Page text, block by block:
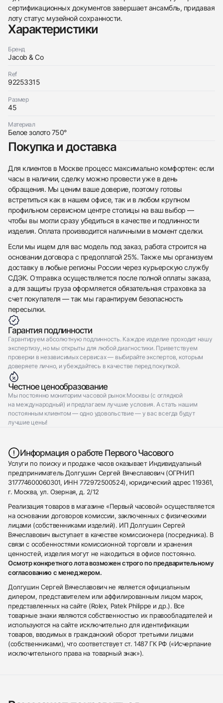
сертификационных документов завершает ансамбль, придавая
лоту статус музейной сохранности.
Характеристики
Бренд
Jacob & Co
Ref
92253315
Размер
45
Материал
Белое золото 750°
Покупка и доставка
Для клиентов в Москве процесс максимально комфортен: если
часы в наличии, сделку можно провести уже в день
обращения. Мы ценим ваше доверие, поэтому готовы
встретиться как в нашем офисе, так и в любом крупном
профильном сервисном центре столицы на ваш выбор —
чтобы вы могли сразу убедиться в качестве и подлинности
изделия. Оплата производится наличными в момент сделки.
Если мы ищем для вас модель под заказ, работа строится на
основании договора с предоплатой 25%. Также мы организуем
доставку в любые регионы России через курьерскую службу
СДЭК. Отправка осуществляется после полной оплаты заказа,
а для защиты груза оформляется обязательная страховка за
счет покупателя — так мы гарантируем безопасность
пересылки.
Гарантия подлинности
Гарантируем абсолютную подлинность. Каждое изделие проходит нашу
экспертизу, но мы открыты для любой диагностики. Приветствуем
проверки в независимых сервисах — выбирайте экспертов, которым
доверяете лично, и убеждайтесь в качестве перед покупкой.
Честное ценообразование
Мы постоянно мониторим часовой рынок Москвы (с оглядкой
на международный) и предлагаем лучшие условия. А стать нашим
постоянным клиентом — одно удовольствие — у вас всегда будут
лучшие цены!
Информация о работе Первого Часового
Услуги по поиску и продаже часов оказывает Индивидуальный
предприниматель Долгушин Сергей Вячеславович (ОГРНИП
317774600060301, ИНН 772972500524), юридический адрес 119361,
г. Москва, ул. Озерная, д. 2/12
Реализация товаров в магазине «Первый часовой» осуществляется
на основании договоров комиссии, заключенных с физическими
лицами (собственниками изделий). ИП Долгушин Сергей
Вячеславович выступает в качестве комиссионера (посредника). В
связи с особенностями комиссионной торговли и хранения
ценностей, изделия могут не находиться в офисе постоянно.
Осмотр конкретного лота возможен строго по предварительному
согласованию с менеджером.
Долгушин Сергей Вячеславович не является официальным
дилером, представителем или аффилированным лицом марок,
представленных на сайте (Rolex, Patek Philippe и др.). Все
товарные знаки являются собственностью их правообладателей и
используются на сайте исключительно для идентификации
товаров, вводимых в гражданский оборот третьими лицами
(собственниками), что соответствует ст. 1487 ГК РФ («Исчерпание
исключительного права на товарный знак»).
Купить эти часы
Оставьте ваши контактные данные и мы свяжемся
Новые
$3,100
Отправить заявку
Оставьте ваши контактные данные и мы свяжемся
Приложите фото ваших часов…
Отправить заявку